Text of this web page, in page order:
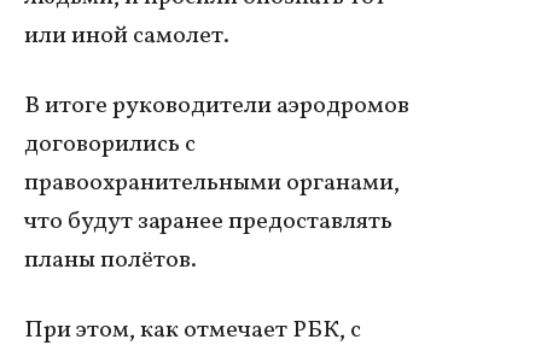
или иной самолет.
В итоге руководители аэродромов
договорились с
правоохранительными органами,
что будут заранее предоставлять
планы полётов.
При этом, как отмечает РБК, с